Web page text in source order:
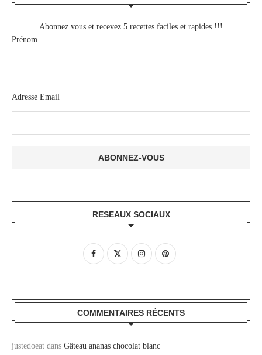
Abonnez vous et recevez 5 recettes faciles et rapides !!!
Prénom
Adresse Email
RESEAUX SOCIAUX
COMMENTAIRES RÉCENTS
justedoeat dans Gâteau ananas chocolat blanc